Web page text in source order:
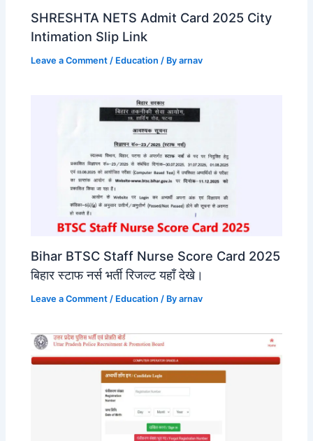
SHRESHTA NETS Admit Card 2025 City
Intimation Slip Link
Leave a Comment / Education / Byarnav
Bihar BTSC Staff Nurse Score Card 2025
बिहार स्टाफ नर्स भर्ती रिजल्ट यहाँ देखे।
Leave a Comment / Education / Byarnav